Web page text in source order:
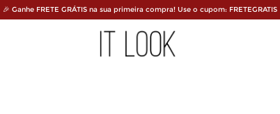
🎉 Ganhe FRETE GRÁTIS na sua primeira compra! Use o cupom: FRETEGRATIS